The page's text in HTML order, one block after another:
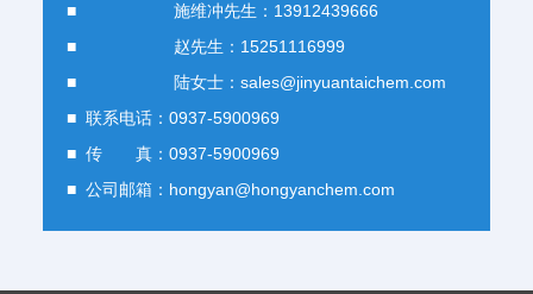
■ 施维冲先生：13912439666
■ 赵先生：15251116999
■ 陆女士：sales@jinyuantaichem.com
■ 联系电话：0937-5900969
■ 传 真：0937-5900969
■ 公司邮箱： hongyan@hongyanchem.com